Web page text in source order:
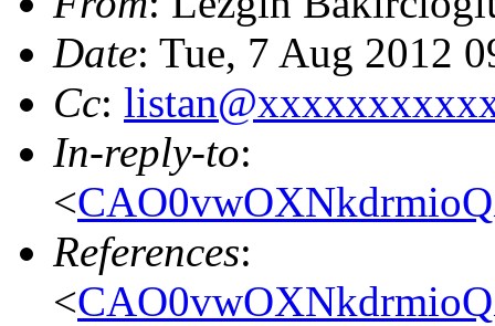
Date: Tue, 7 Aug 2012
Cc:
In-reply-to:
<
References:
<